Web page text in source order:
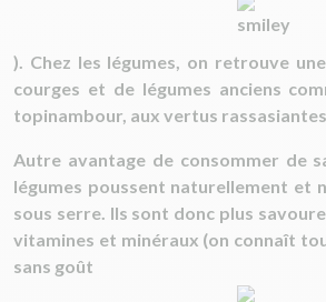
). Chez les légumes, on retrouve
courges et de légumes anciens
topinambour, aux vertus rassasiantes.
Autre avantage de consommer de
légumes poussent naturellement et
sous serre. Ils sont donc plus
vitamines et minéraux (on connaît
sans goût